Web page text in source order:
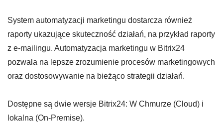
System automatyzacji marketingu dostarcza również
raporty ukazujące skuteczność działań, na przykład raporty
z e-mailingu. Automatyzacja marketingu w Bitrix24
pozwala na lepsze zrozumienie procesów marketingowych
oraz dostosowywanie na bieżąco strategii działań.
Dostępne są dwie wersje Bitrix24: W Chmurze (Cloud) i
lokalna (On-Premise).